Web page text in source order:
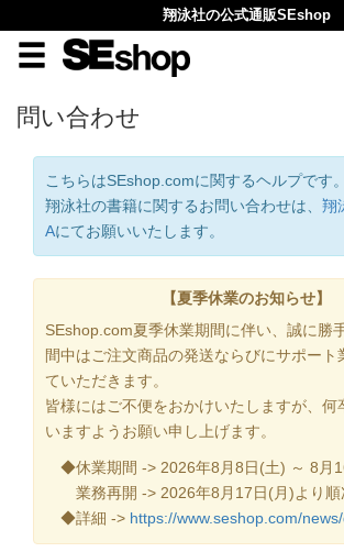
翔泳社の公式通販SEshop
問い合わせ
こちらはSEshop.comに関するヘルプです。
翔泳社の書籍に関するお問い合わせは、 翔
Aにてお願いいたします。
【夏季休業のお知らせ】
SEshop.com夏季休業期間に伴い、誠に勝
間中はご注文商品の発送ならびにサポート
ていただきます。
皆様にはご不便をおかけいたしますが、何
いますようお願い申し上げます。
◆休業期間 -> 2026年8月8日(土) ～ 8月
業務再開 -> 2026年8月17日(月)より順
◆詳細 -> https://www.seshop.com/